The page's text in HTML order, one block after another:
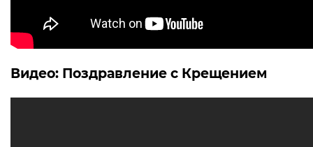
Видео: Поздравление с Крещением